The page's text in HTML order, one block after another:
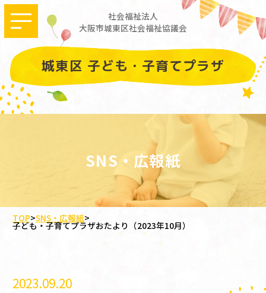
社会福祉法人
大阪市城東区社会福祉協議会
城東区 子ども・子育てプラザ
SNS・広報紙
TOP>SNS・広報紙>
子ども・子育てプラザおたより（2023年10月）
2023.09.20